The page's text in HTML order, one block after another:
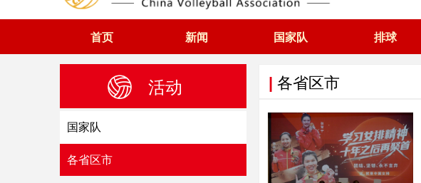
首页 新闻 国家队 排球
活动 | 各省区市
国家队
各省区市